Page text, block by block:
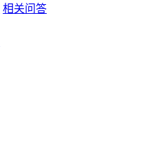
相关问答